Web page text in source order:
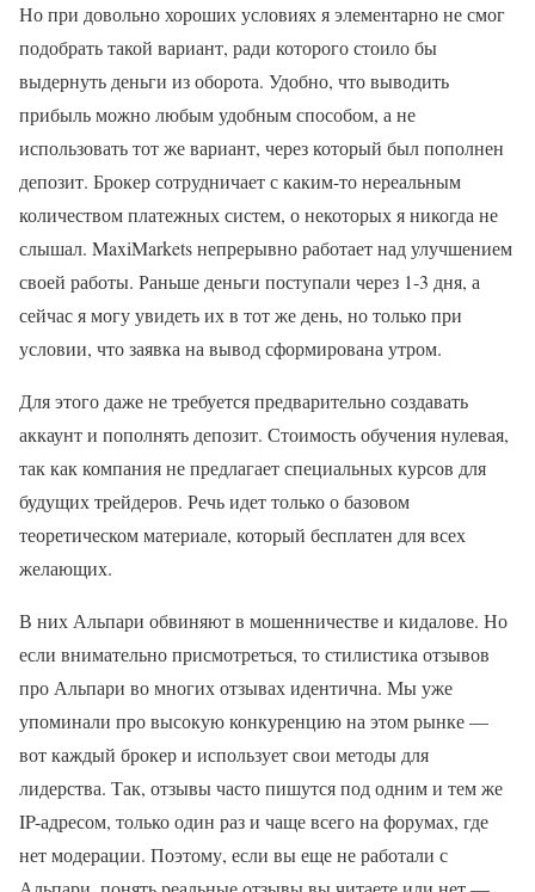
Но при довольно хороших условиях я элементарно не смог
подобрать такой вариант, ради которого стоило бы
выдернуть деньги из оборота. Удобно, что выводить
прибыль можно любым удобным способом, а не
использовать тот же вариант, через который был пополнен
депозит. Брокер сотрудничает с каким-то нереальным
количеством платежных систем, о некоторых я никогда не
слышал. MaxiMarkets непрерывно работает над улучшением
своей работы. Раньше деньги поступали через 1-3 дня, а
сейчас я могу увидеть их в тот же день, но только при
условии, что заявка на вывод сформирована утром.
Для этого даже не требуется предварительно создавать
аккаунт и пополнять депозит. Стоимость обучения нулевая,
так как компания не предлагает специальных курсов для
будущих трейдеров. Речь идет только о базовом
теоретическом материале, который бесплатен для всех
желающих.
В них Альпари обвиняют в мошенничестве и кидалове. Но
если внимательно присмотреться, то стилистика отзывов
про Альпари во многих отзывах идентична. Мы уже
упоминали про высокую конкуренцию на этом рынке —
вот каждый брокер и использует свои методы для
лидерства. Так, отзывы часто пишутся под одним и тем же
IP-адресом, только один раз и чаще всего на форумах, где
нет модерации. Поэтому, если вы еще не работали с